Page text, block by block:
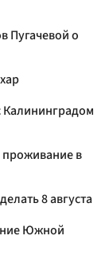
Пугачевой о
Калининградом
проживание в
8 августа
Южной